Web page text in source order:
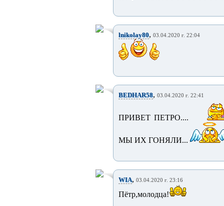
lnikolay80, 03.04.2020 г. 22:04
BEDHAR58, 03.04.2020 г. 22:41
ПРИВЕТ ПЕТРО....
МЫ ИХ ГОНЯЛИ...
WIA, 03.04.2020 г. 23:16
Пётр,молодца!